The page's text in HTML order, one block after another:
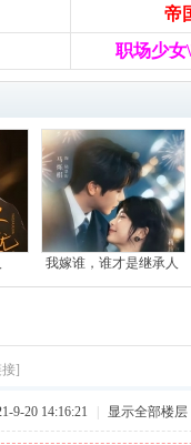
›
帝
职场少女
我嫁谁，谁才是继承人
]
9-20 14:16:21 显示全部楼层